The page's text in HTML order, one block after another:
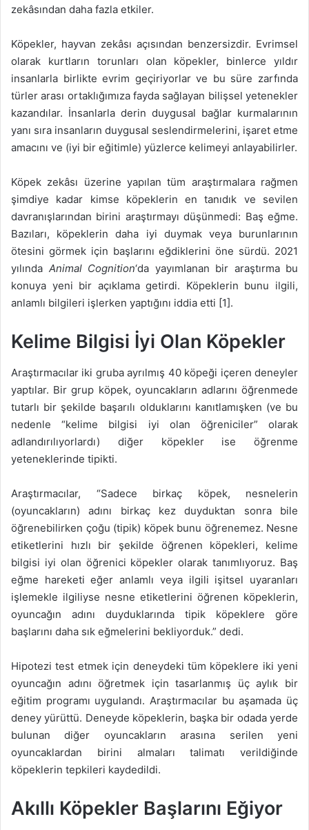
zekâsından daha fazla etkiler.
Köpekler, hayvan zekâsı açısından benzersizdir. Evrimsel
olarak kurtların torunları olan köpekler, binlerce yıldır
insanlarla birlikte evrim geçiriyorlar ve bu süre zarfında
türler arası ortaklığımıza fayda sağlayan bilişsel yetenekler
kazandılar. İnsanlarla derin duygusal bağlar kurmalarının
yanı sıra insanların duygusal seslendirmelerini, işaret etme
amacını ve (iyi bir eğitimle) yüzlerce kelimeyi anlayabilirler.
Köpek zekâsı üzerine yapılan tüm araştırmalara rağmen
şimdiye kadar kimse köpeklerin en tanıdık ve sevilen
davranışlarından birini araştırmayı düşünmedi: Baş eğme.
Bazıları, köpeklerin daha iyi duymak veya burunlarının
ötesini görmek için başlarını eğdiklerini öne sürdü. 2021
yılında Animal Cognition‘da yayımlanan bir araştırma bu
konuya yeni bir açıklama getirdi. Köpeklerin bunu ilgili,
anlamlı bilgileri işlerken yaptığını iddia etti [1].
Kelime Bilgisi İyi Olan Köpekler
Araştırmacılar iki gruba ayrılmış 40 köpeği içeren deneyler
yaptılar. Bir grup köpek, oyuncakların adlarını öğrenmede
tutarlı bir şekilde başarılı olduklarını kanıtlamışken (ve bu
nedenle “kelime bilgisi iyi olan öğreniciler” olarak
adlandırılıyorlardı) diğer köpekler ise öğrenme
yeteneklerinde tipikti.
Araştırmacılar, “Sadece birkaç köpek, nesnelerin
(oyuncakların) adını birkaç kez duyduktan sonra bile
öğrenebilirken çoğu (tipik) köpek bunu öğrenemez. Nesne
etiketlerini hızlı bir şekilde öğrenen köpekleri, kelime
bilgisi iyi olan öğrenici köpekler olarak tanımlıyoruz. Baş
eğme hareketi eğer anlamlı veya ilgili işitsel uyaranları
işlemekle ilgiliyse nesne etiketlerini öğrenen köpeklerin,
oyuncağın adını duyduklarında tipik köpeklere göre
başlarını daha sık eğmelerini bekliyorduk.” dedi.
Hipotezi test etmek için deneydeki tüm köpeklere iki yeni
oyuncağın adını öğretmek için tasarlanmış üç aylık bir
eğitim programı uygulandı. Araştırmacılar bu aşamada üç
deney yürüttü. Deneyde köpeklerin, başka bir odada yerde
bulunan diğer oyuncakların arasına serilen yeni
oyuncaklardan birini almaları talimatı verildiğinde
köpeklerin tepkileri kaydedildi.
Akıllı Köpekler Başlarını Eğiyor